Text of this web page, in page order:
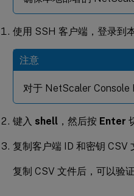
使用 SSH 客户端，登录到
注意
对于 NetScaler Console
键入 shell ，然后按 Enter
复制客户端 ID 和密钥 CSV
复制 CSV 文件后，可以验